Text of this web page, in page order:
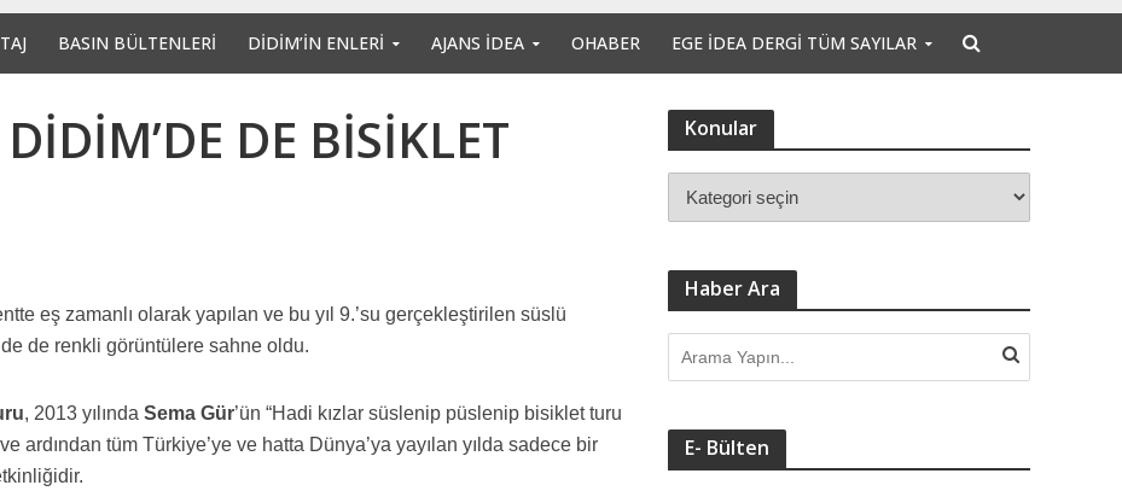
BASIN BÜLTENLERI DIDIM’IN ENLERI AJANS İDEA OHABER EGE İDEA DERGI TÜM SAYILAR
DE BİSİKLET
eş zamanlı olarak yapılan ve bu yıl 9.’su gerçekleştirilen süslü
de renkli görüntülere sahne oldu.
, 2013 yılındaSema Gür’ün “Hadi kızlar süslenip püslenip bisiklet turu
ardından tüm Türkiye’ye ve hatta Dünya’ya yayılan yılda sadece bir
Konular
Haber Ara
E- Bülten